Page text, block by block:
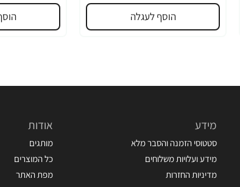
הוסף לעגלה
מידע
סטטוסי הזמנה והסבר מלא
מידע ועלויות משלוחים
מדיניות החזרות
אודות
מותגים
כל המוצרים
מפת האתר